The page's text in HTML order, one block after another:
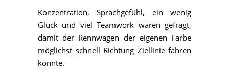
Konzentration, Sprachgefühl, ein wenig
Glück und viel Teamwork waren gefragt,
damit der Rennwagen der eigenen Farbe
möglichst schnell Richtung Ziellinie fahren
konnte.